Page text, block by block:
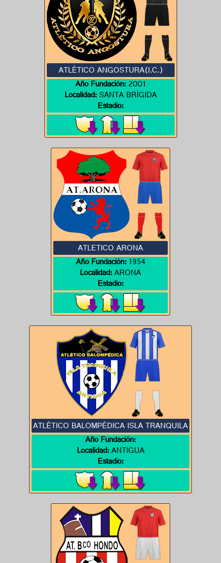
ATLÉTICO ANGOSTURA(I.C.)
Año Fundación:2001
Localidad:SANTA BRÍGIDA
Estadio:
ATLETICO ARONA
Año Fundación:1954
Localidad:ARONA
Estadio:
ATLÉTICO BALOMPÉDICA ISLA TRANQUILA
Año Fundación:
Localidad:ANTIGUA
Estadio: